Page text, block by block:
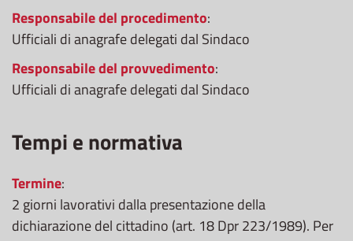
Responsabile del procedimento:
Ufficiali di anagrafe delegati dal Sindaco
Responsabile del provvedimento:
Ufficiali di anagrafe delegati dal Sindaco
Tempi e normativa
Termine:
2 giorni lavorativi dalla presentazione della
dichiarazione del cittadino (art. 18 Dpr 223/1989). Per